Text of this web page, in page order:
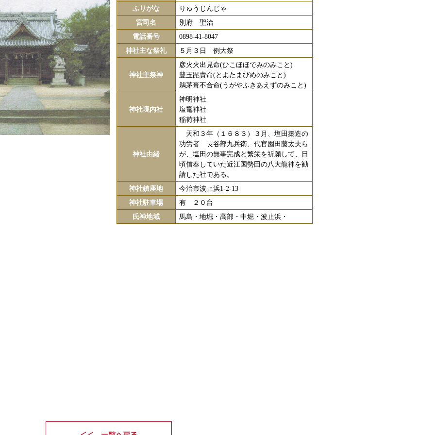
ふりがな
りゅうじんじゃ
宮司名
別府 聖治
電話番号
0898-41-8047
神社主な祭礼
５月３日 例大祭
神社主祭神
彦火火出見命(ひこほほでみのみこと)
豊玉毘賣命(とよたまびめのみこと)
鵜茅葺不合命(うがやふきあえずのみこと)
神社境内社
神明神社
塩竃神社
稲荷神社
神社由緒
天和３年（１６８３）３月、塩田築造の
功労者 長谷部九兵衛、代官園田藤太夫ら
が、塩田の無事完成と繁栄を祈願して、日
頃信奉していた近江国勢田の八大龍神を勧
請した社である。
神社鎮座地
今治市波止浜1-2-13
神社駐車場
有 ２０台
氏神地域
馬島・地堀・高部・中堀・波止浜・